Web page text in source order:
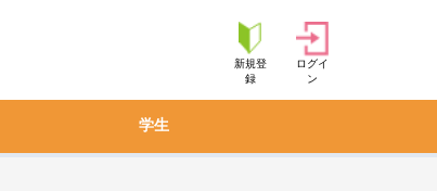
新規登
録
ログイ
ン
学生